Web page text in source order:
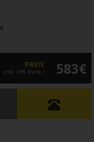
PREIS
(inkl 19% MwSt.) 583€